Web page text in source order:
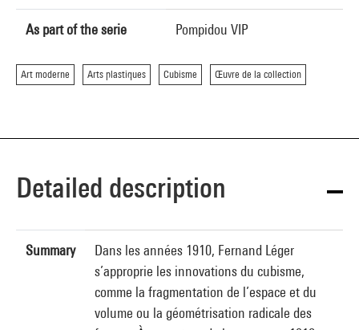
As part of the serie Pompidou VIP
Art moderne Arts plastiques Cubisme Œuvre de la collection
Detailed description
Summary
Dans les années 1910, Fernand Léger
s’approprie les innovations du cubisme,
comme la fragmentation de l’espace et du
volume ou la géométrisation radicale des